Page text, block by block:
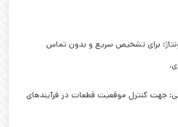
برای تشخیص سریع و بدون تماس
جهت کنترل موقعیت قطعات در فرآیندهای